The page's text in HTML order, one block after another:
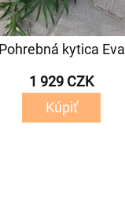
Pohrebná kytica Eva
1 929 CZK
Kúpiť